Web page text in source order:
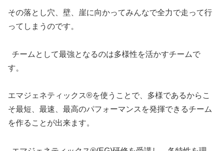
その落とし穴、壁、崖に向かってみんなで全力で走って行
ってしまうのです。
チームとして最強となるのは多様性を活かすチームで
す。
エマジェネティックス®を使うことで、多様であるからこ
そ最短、最速、最高のパフォーマンスを発揮できるチーム
を作ることが出来ます。